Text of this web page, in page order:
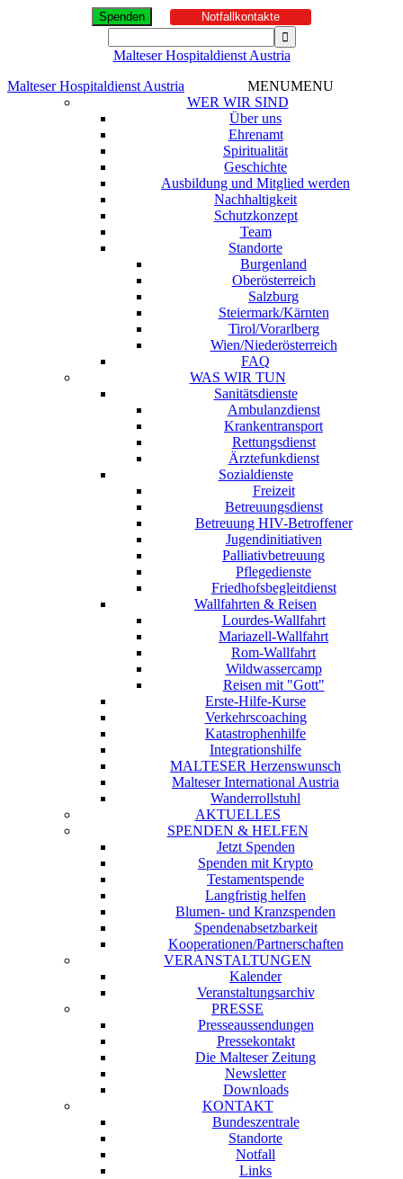
Spenden Notfallkontakte
Malteser Hospitaldienst Austria
Malteser Hospitaldienst Austria
MENUMENU
WER WIR SIND
Über uns
Ehrenamt
Spiritualität
Geschichte
Ausbildung und Mitglied werden
Nachhaltigkeit
Schutzkonzept
Team
Standorte
Burgenland
Oberösterreich
Salzburg
Steiermark/Kärnten
Tirol/Vorarlberg
Wien/Niederösterreich
FAQ
WAS WIR TUN
Sanitätsdienste
Ambulanzdienst
Krankentransport
Rettungsdienst
Ärztefunkdienst
Sozialdienste
Freizeit
Betreuungsdienst
Betreuung HIV-Betroffener
Jugendinitiativen
Palliativbetreuung
Pflegedienste
Friedhofsbegleitdienst
Wallfahrten & Reisen
Lourdes-Wallfahrt
Mariazell-Wallfahrt
Rom-Wallfahrt
Wildwassercamp
Reisen mit "Gott"
Erste-Hilfe-Kurse
Verkehrscoaching
Katastrophenhilfe
Integrationshilfe
MALTESER Herzenswunsch
Malteser International Austria
Wanderrollstuhl
AKTUELLES
SPENDEN & HELFEN
Jetzt Spenden
Spenden mit Krypto
Testamentspende
Langfristig helfen
Blumen- und Kranzspenden
Spendenabsetzbarkeit
Kooperationen/Partnerschaften
VERANSTALTUNGEN
Kalender
Veranstaltungsarchiv
PRESSE
Presseaussendungen
Pressekontakt
Die Malteser Zeitung
Newsletter
Downloads
KONTAKT
Bundeszentrale
Standorte
Notfall
Links